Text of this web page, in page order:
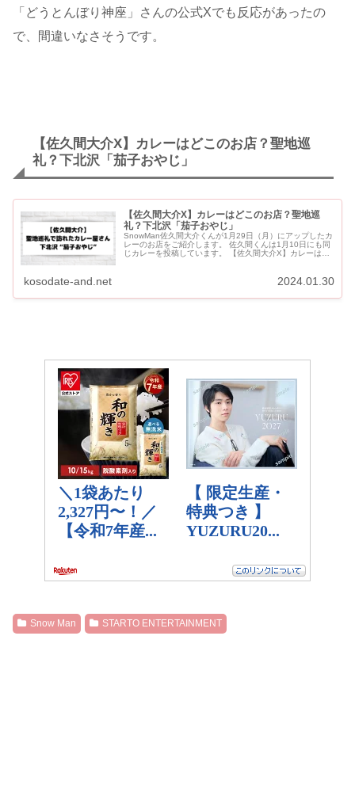
「どうとんぼり神座」さんの公式Xでも反応があったの
で、間違いなさそうです。
【佐久間大介X】カレーはどこのお店？聖地巡
礼？下北沢「茄子おやじ」
【佐久間大介X】カレーはどこのお店？聖地巡
礼？下北沢「茄子おやじ」
SnowMan佐久間大介くんが1月29日（月）にアップしたカ
レーのお店をご紹介します。 佐久間くんは1月10日にも同
じカレーを投稿しています。 【佐久間大介X】カレーはど
kosodate-and.net 2024.01.30
Snow Man STARTO ENTERTAINMENT